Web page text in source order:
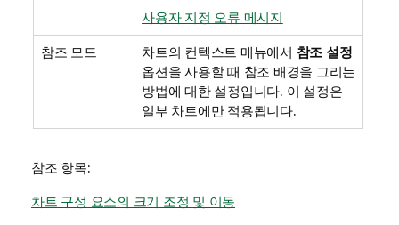
사용자 지정 오류 메시지
참조 모드 차트의 컨텍스트 메뉴에서 참조 설정
옵션을 사용할 때 참조 배경을 그리는
방법에 대한 설정입니다. 이 설정은
일부 차트에만 적용됩니다.
참조 항목:
차트 구성 요소의 크기 조정 및 이동